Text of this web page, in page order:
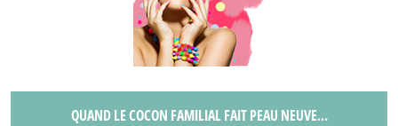
QUAND LE COCON FAMILIAL FAIT PEAU NEUVE…